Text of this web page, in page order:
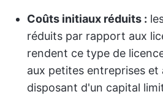
Coûts initiaux réduits :
réduits par rapport aux
rendent ce type de
aux petites entreprises et
disposant d'un capital